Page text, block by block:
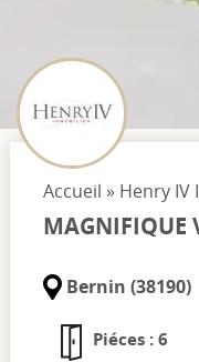
Accueil » Henry
MAGNIFIQUE
Bernin (38190)
Piéces : 6